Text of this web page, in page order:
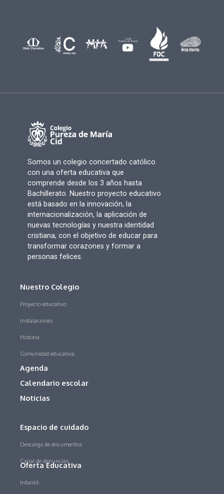
Somos un colegio concertado católico
con una oferta educativa que
comprende desde los 3 años hasta
Bachillerato. Nuestro proyecto educativo
está basado en la innovación, la
internacionalización, la aplicación de
nuevas tecnologías y nuestra identidad
cristiana, con el objetivo de educar para
transformar corazones y formar a
personas felices.
Nuestro Colegio
Proyecto educativo
Instalaciones
Historia
Comunidad educativa
Agenda
Calendario escolar
Noticias
Espacio de cuidado
Descarga de documentos
Canal de denuncias
Oferta Educativa
Infantil